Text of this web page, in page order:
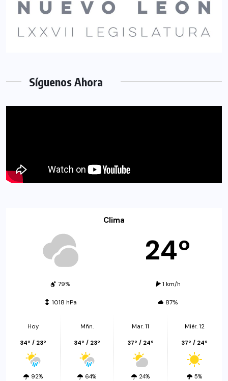
Síguenos Ahora
Clima
24º
79% 1 km/h
1018 hPa 87%
Hoy
34º / 23º
92%
Mñn.
34º / 23º
64%
Mar. 11
37º / 24º
24%
Miér. 12
37º / 24º
5%